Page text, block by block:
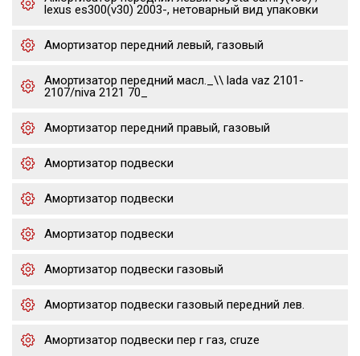
lexus es300(v30) 2003-, нетоварный вид упаковки
Амортизатор передний левый, газовый
Амортизатор передний масл._\\ lada vaz 2101-
2107/niva 2121 70_
Амортизатор передний правый, газовый
Амортизатор подвески
Амортизатор подвески
Амортизатор подвески
Амортизатор подвески газовый
Амортизатор подвески газовый передний лев.
Амортизатор подвески пер r газ, cruze